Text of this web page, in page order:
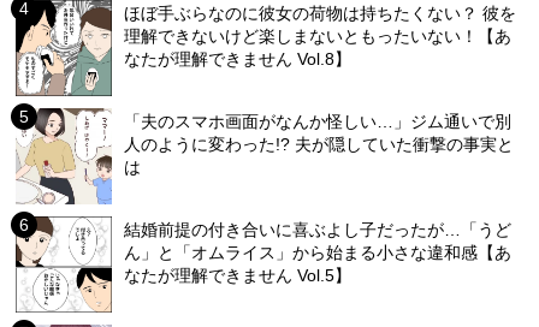
ほぼ手ぶらなのに彼女の荷物は持ちたくない？ 彼を
理解できないけど楽しまないともったいない！【あ
なたが理解できません Vol.8】
「夫のスマホ画面がなんか怪しい…」ジム通いで別
人のように変わった!? 夫が隠していた衝撃の事実と
は
結婚前提の付き合いに喜ぶよし子だったが…「うど
ん」と「オムライス」から始まる小さな違和感【あ
なたが理解できません Vol.5】